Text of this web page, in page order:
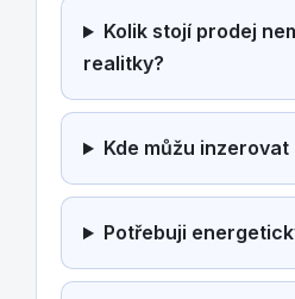
Kolik stojí prodej
realitky?
Kde můžu inzerovat
Potřebuji